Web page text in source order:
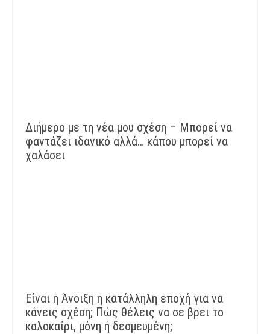
Διήμερο με τη νέα μου σχέση – Μπορεί να
φαντάζει ιδανικό αλλά… κάπου μπορεί να
χαλάσει
Είναι η Άνοιξη η κατάλληλη εποχή για να
κάνεις σχέση; Πώς θέλεις να σε βρει το
καλοκαίρι, μόνη ή δεσμευμένη;